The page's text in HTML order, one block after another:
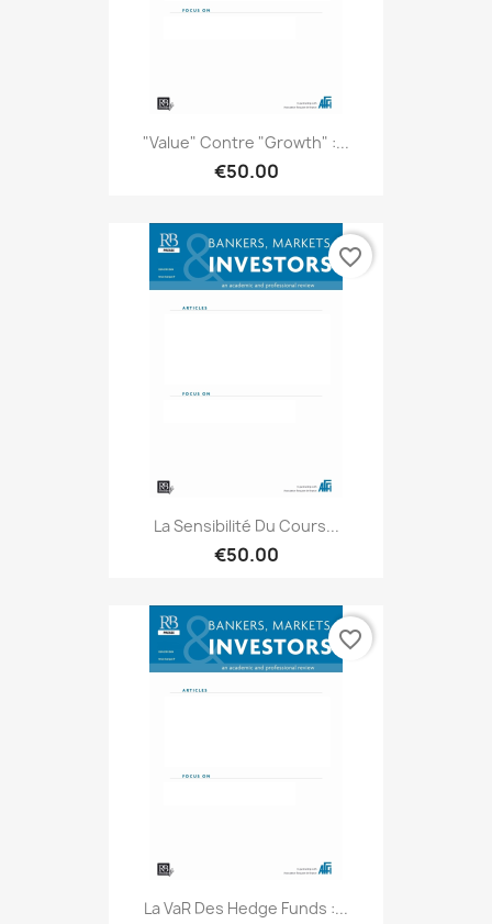
"Value" Contre "growth" :...
€50.00
La Sensibilité Du Cours...
€50.00
favorite_border
La VaR Des Hedge Funds :...
favorite_border